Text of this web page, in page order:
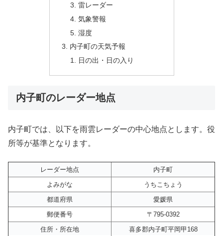
雷レーダー
気象警報
湿度
内子町の天気予報
日の出・日の入り
内子町のレーダー地点
内子町では、以下を雨雲レーダーの中心地点とします。役
所等が基準となります。
レーダー地点
内子町
よみがな
うちこちょう
都道府県
愛媛県
郵便番号
〒795-0392
住所・所在地
喜多郡内子町平岡甲168